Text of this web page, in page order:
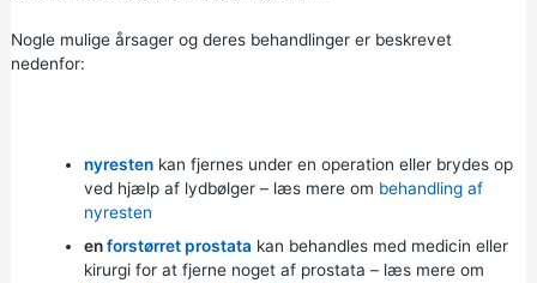
Nogle mulige årsager og deres behandlinger er beskrevet
nedenfor:
nyrestenkan fjernes under en operation eller brydes op
ved hjælp af lydbølger – læs mere om behandling af
nyresten
enforstørret prostata kan behandles med medicin eller
kirurgi for at fjerne noget af prostata – læs mere om